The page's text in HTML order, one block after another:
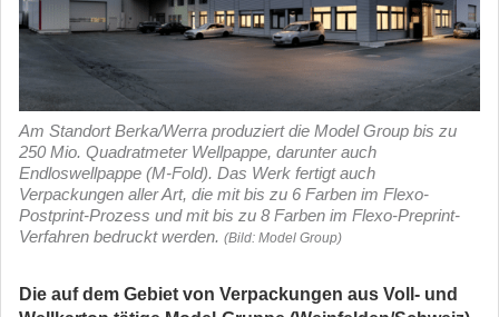
Am Standort Berka/Werra produziert die Model Group bis zu
250 Mio. Quadratmeter Wellpappe, darunter auch
Endloswellpappe (M-Fold). Das Werk fertigt auch
Verpackungen aller Art, die mit bis zu 6 Farben im Flexo-
Postprint-Prozess und mit bis zu 8 Farben im Flexo-Preprint-
Verfahren bedruckt werden. (Bild: Model Group)
Die auf dem Gebiet von Verpackungen aus Voll- und